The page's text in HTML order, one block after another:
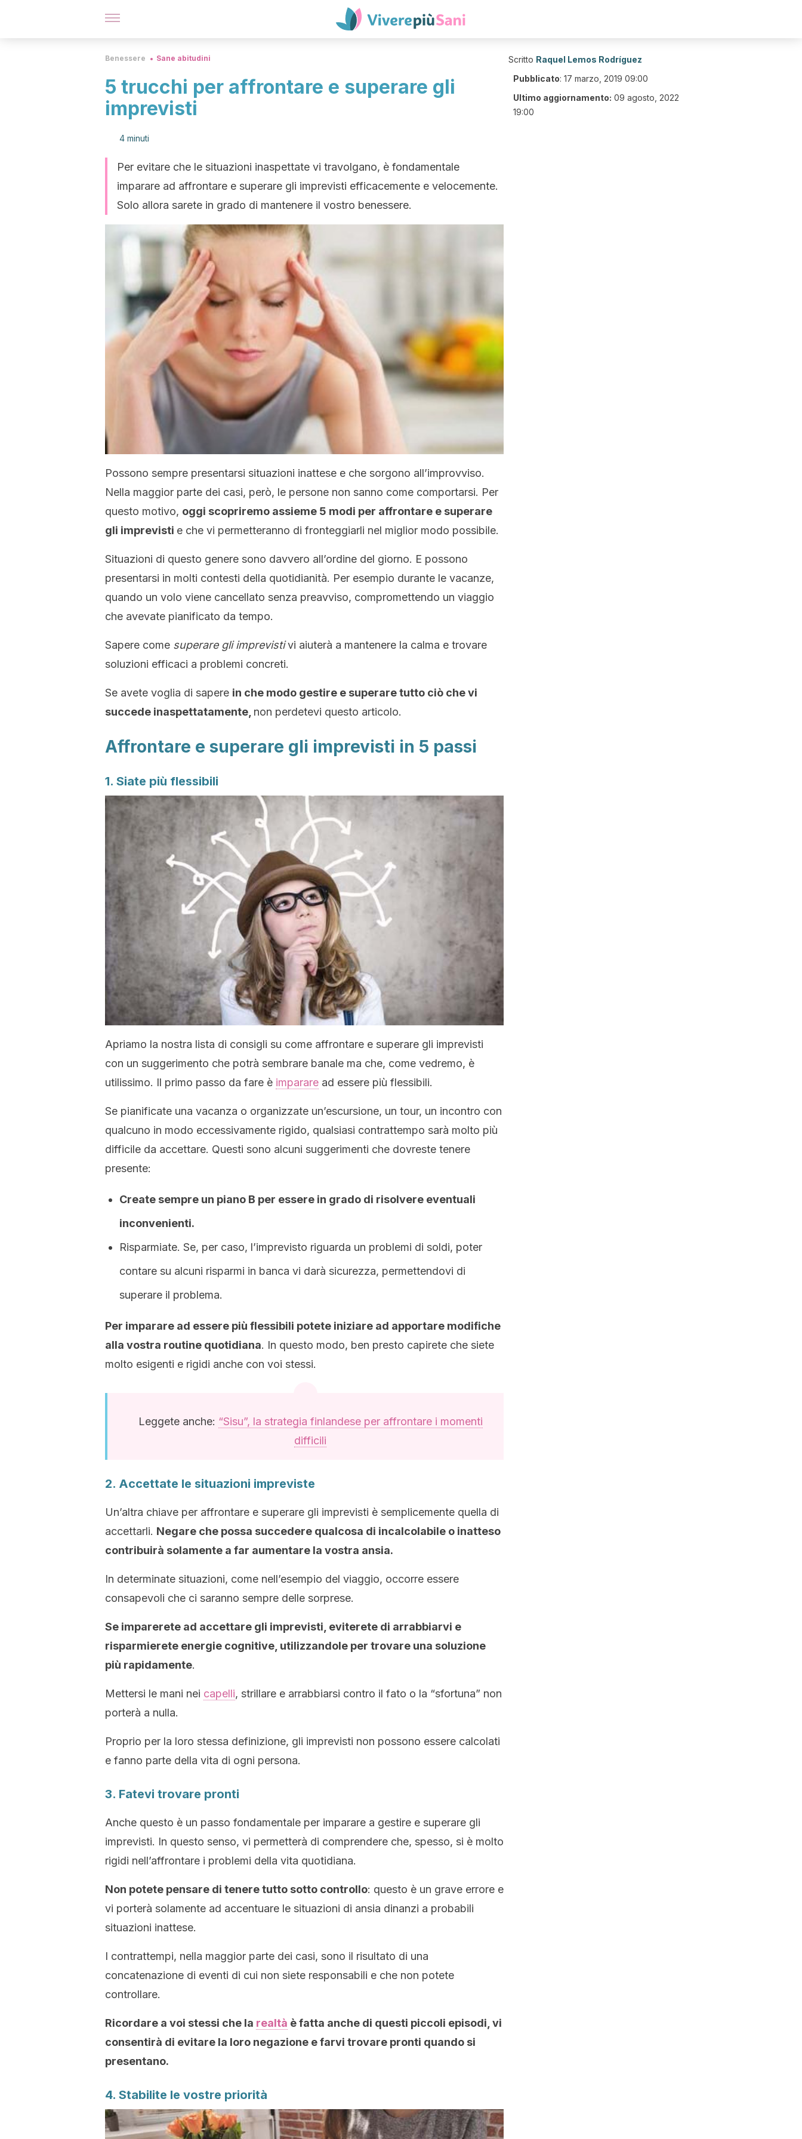
Benessere Sane abitudini
5 trucchi per affrontare e superare gli
imprevisti
4 minuti
Per evitare che le situazioni inaspettate vi travolgano, è fondamentale
imparare ad affrontare e superare gli imprevisti efficacemente e velocemente.
Solo allora sarete in grado di mantenere il vostro benessere.
Possono sempre presentarsi situazioni inattese e che sorgono all’improvviso.
Nella maggior parte dei casi, però, le persone non sanno come comportarsi. Per
questo motivo, oggi scopriremo assieme 5 modi per affrontare e superare
gli imprevisti e che vi permetteranno di fronteggiarli nel miglior modo possibile.
Situazioni di questo genere sono davvero all’ordine del giorno. E possono
presentarsi in molti contesti della quotidianità. Per esempio durante le vacanze,
quando un volo viene cancellato senza preavviso, compromettendo un viaggio
che avevate pianificato da tempo.
Sapere come superare gli imprevistivi aiuterà a mantenere la calma e trovare
soluzioni efficaci a problemi concreti.
Se avete voglia di sapere in che modo gestire e superare tutto ciò che vi
succede inaspettatamente, non perdetevi questo articolo.
Affrontare e superare gli imprevisti in 5 passi
1. Siate più flessibili
Apriamo la nostra lista di consigli su come affrontare e superare gli imprevisti
con un suggerimento che potrà sembrare banale ma che, come vedremo, è
utilissimo. Il primo passo da fare è imparare ad essere più flessibili.
Se pianificate una vacanza o organizzate un’escursione, un tour, un incontro con
qualcuno in modo eccessivamente rigido, qualsiasi contrattempo sarà molto più
difficile da accettare. Questi sono alcuni suggerimenti che dovreste tenere
presente:
Create sempre un piano B per essere in grado di risolvere eventuali
inconvenienti.
Risparmiate. Se, per caso, l’imprevisto riguarda un problemi di soldi, poter
contare su alcuni risparmi in banca vi darà sicurezza, permettendovi di
superare il problema.
Per imparare ad essere più flessibili potete iniziare ad apportare modifiche
alla vostra routine quotidiana. In questo modo, ben presto capirete che siete
molto esigenti e rigidi anche con voi stessi.
Leggete anche: “Sisu”, la strategia finlandese per affrontare i momenti
difficili
2. Accettate le situazioni impreviste
Un’altra chiave per affrontare e superare gli imprevisti è semplicemente quella di
accettarli. Negare che possa succedere qualcosa di incalcolabile o inatteso
contribuirà solamente a far aumentare la vostra ansia.
In determinate situazioni, come nell’esempio del viaggio, occorre essere
consapevoli che ci saranno sempre delle sorprese.
Se imparerete ad accettare gli imprevisti, eviterete di arrabbiarvi e
risparmierete energie cognitive, utilizzandole per trovare una soluzione
più rapidamente.
Mettersi le mani nei capelli, strillare e arrabbiarsi contro il fato o la “sfortuna” non
porterà a nulla.
Proprio per la loro stessa definizione, gli imprevisti non possono essere calcolati
e fanno parte della vita di ogni persona.
3. Fatevi trovare pronti
Anche questo è un passo fondamentale per imparare a gestire e superare gli
imprevisti. In questo senso, vi permetterà di comprendere che, spesso, si è molto
rigidi nell’affrontare i problemi della vita quotidiana.
Non potete pensare di tenere tutto sotto controllo: questo è un grave errore e
vi porterà solamente ad accentuare le situazioni di ansia dinanzi a probabili
situazioni inattese.
I contrattempi, nella maggior parte dei casi, sono il risultato di una
concatenazione di eventi di cui non siete responsabili e che non potete
controllare.
Ricordare a voi stessi che la realtà è fatta anche di questi piccoli episodi, vi
consentirà di evitare la loro negazione e farvi trovare pronti quando si
presentano.
4. Stabilite le vostre priorità
Scritto Raquel Lemos Rodríguez
Pubblicato: 17 marzo, 2019 09:00
Ultimo aggiornamento: 09 agosto, 2022
19:00